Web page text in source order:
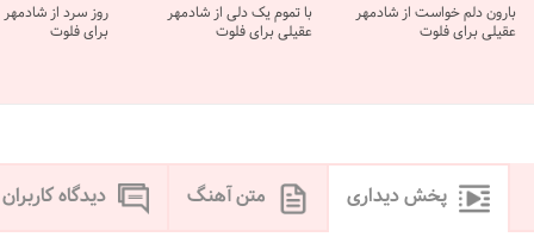
بارون دلم خواست از شادمهر
عقیلی برای فلوت
با تموم یک دلی از شادمهر
عقیلی برای فلوت
روز سرد از
برای فلوت
پخش دیداری متن آهنگ دیدگاه کاربران